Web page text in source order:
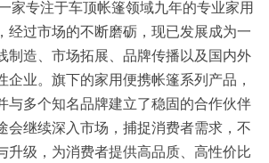
家专注于车顶帐篷领域九年的专业家用
经过市场的不断磨砺，现已发展成为一
制造、市场拓展、品牌传播以及国内外
企业。旗下的家用便携帐篷系列产品，
与多个知名品牌建立了稳固的合作伙伴
会继续深入市场，捕捉消费者需求，不
升级，为消费者提供高品质、高性价比